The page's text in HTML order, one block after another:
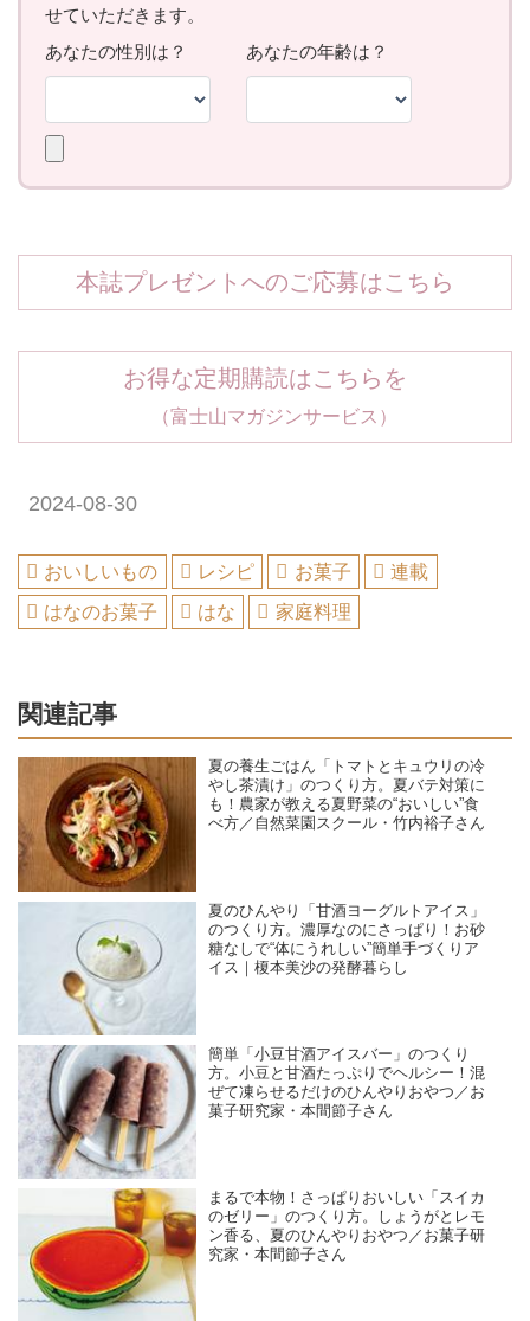
本誌プレゼントへのご応募はこちら
お得な定期購読はこちらを
（富士山マガジンサービス）
2024-08-30
おいしいもの レシピ お菓子
連載
はなのお菓子
はな 家庭料理
関連記事
夏の養生ごはん「トマトとキュウリの冷
やし茶漬け」のつくり方。夏バテ対策に
も！農家が教える夏野菜の“おいしい”食
べ方／自然菜園スクール・竹内裕子さん
夏のひんやり「甘酒ヨーグルトアイス」
のつくり方。濃厚なのにさっぱり！お砂
糖なしで“体にうれしい”簡単手づくりア
イス｜榎本美沙の発酵暮らし
簡単「小豆甘酒アイスバー」のつくり
方。小豆と甘酒たっぷりでヘルシー！混
ぜて凍らせるだけのひんやりおやつ／お
菓子研究家・本間節子さん
まるで本物！さっぱりおいしい「スイカ
のゼリー」のつくり方。しょうがとレモ
ン香る、夏のひんやりおやつ／お菓子研
究家・本間節子さん